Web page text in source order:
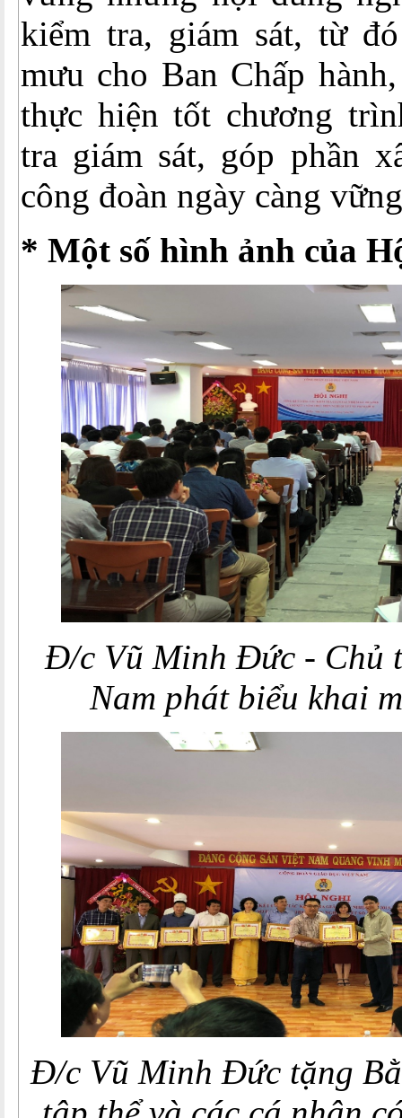
kiểm tra, giám sát, từ
mưu cho Ban Chấp
thực hiện tốt chương
tra giám sát, góp phần
công đoàn ngày càng
* Một số hình ảnh của
Đ/c Vũ Minh Đức - Chủ
Nam phát biểu khai
Đ/c Vũ Minh Đức tặng